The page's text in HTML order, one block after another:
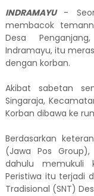
INDRAMAYU -
membacok
Desa
Indramayu, itu
dengan korban.
Akibat sabetan
Singaraja,
Korban dibawa ke
Berdasarkan
(Jawa Pos
dahulu memukuli
Peristiwa itu terjadi
Tradisional (SNT)